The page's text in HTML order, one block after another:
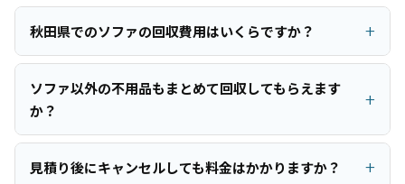
秋田県でのソファの回収費用はいくらですか？
ソファ以外の不用品もまとめて回収してもらえます
か？
見積り後にキャンセルしても料金はかかりますか？